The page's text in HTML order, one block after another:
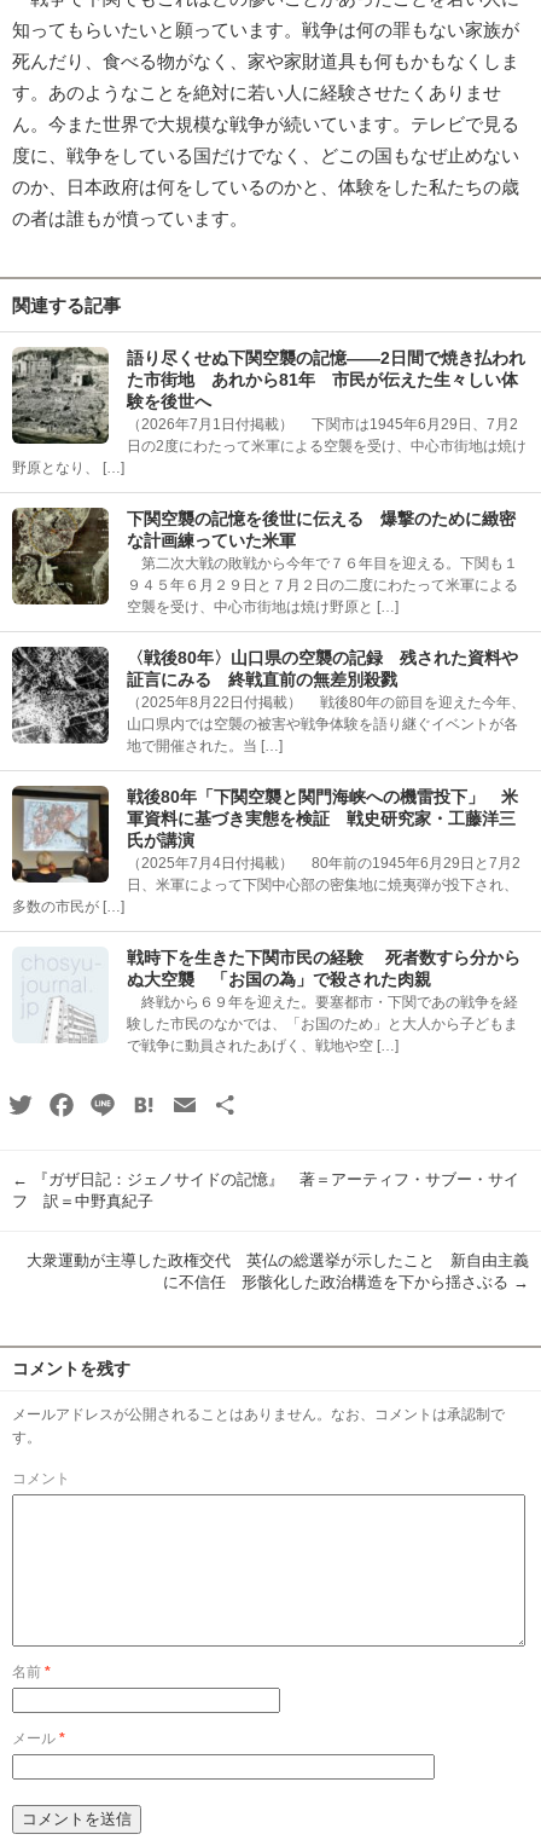
知ってもらいたいと願っています。戦争は何の罪もない家族が
死んだり、食べる物がなく、家や家財道具も何もかもなくしま
す。あのようなことを絶対に若い人に経験させたくありませ
ん。今また世界で大規模な戦争が続いています。テレビで見る
度に、戦争をしている国だけでなく、どこの国もなぜ止めない
のか、日本政府は何をしているのかと、体験をした私たちの歳
の者は誰もが憤っています。
関連する記事
語り尽くせぬ下関空襲の記憶――2日間で焼き払われ
た市街地 あれから81年 市民が伝えた生々しい体
験を後世へ
（2026年7月1日付掲載） 下関市は1945年6月29日、7月2
日の2度にわたって米軍による空襲を受け、中心市街地は焼け
野原となり、 […]
下関空襲の記憶を後世に伝える 爆撃のために緻密
な計画練っていた米軍
第二次大戦の敗戦から今年で７６年目を迎える。下関も１
９４５年６月２９日と７月２日の二度にわたって米軍による
空襲を受け、中心市街地は焼け野原と […]
〈戦後80年〉山口県の空襲の記録 残された資料や
証言にみる 終戦直前の無差別殺戮
（2025年8月22日付掲載） 戦後80年の節目を迎えた今年、
山口県内では空襲の被害や戦争体験を語り継ぐイベントが各
地で開催された。当 […]
戦後80年「下関空襲と関門海峡への機雷投下」 米
軍資料に基づき実態を検証 戦史研究家・工藤洋三
氏が講演
（2025年7月4日付掲載） 80年前の1945年6月29日と7月2
日、米軍によって下関中心部の密集地に焼夷弾が投下され、
多数の市民が […]
戦時下を生きた下関市民の経験 死者数すら分から
ぬ大空襲 「お国の為」で殺された肉親
終戦から６９年を迎えた。要塞都市・下関であの戦争を経
験した市民のなかでは、「お国のため」と大人から子どもま
で戦争に動員されたあげく、戦地や空 […]
TwitterFacebook
Line HatenaEmail
←
『ガザ日記：ジェノサイドの記憶』 著＝アーティフ・サブー・サイ
フ 訳＝中野真紀子
大衆運動が主導した政権交代 英仏の総選挙が示したこと 新自由主義
に不信任 形骸化した政治構造を下から揺さぶる →
コメントを残す
メールアドレスが公開されることはありません。なお、コメントは承認制で
す。
コメント
名前 *
メール *